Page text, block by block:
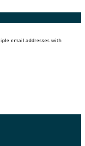
email addresses with